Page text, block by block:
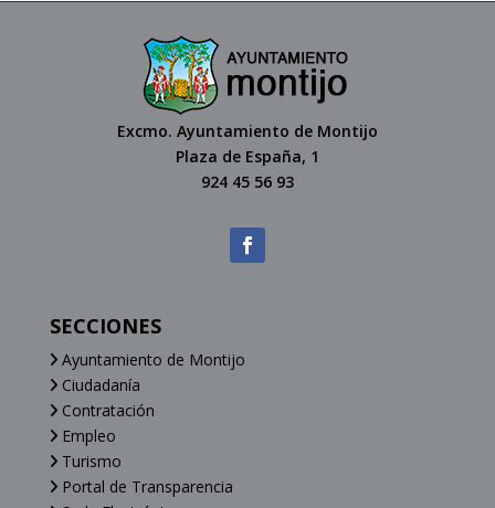
Excmo. Ayuntamiento de Montijo
Plaza de España, 1
924 45 56 93
SECCIONES
Ayuntamiento de Montijo
Ciudadanía
Contratación
Empleo
Turismo
Portal de Transparencia